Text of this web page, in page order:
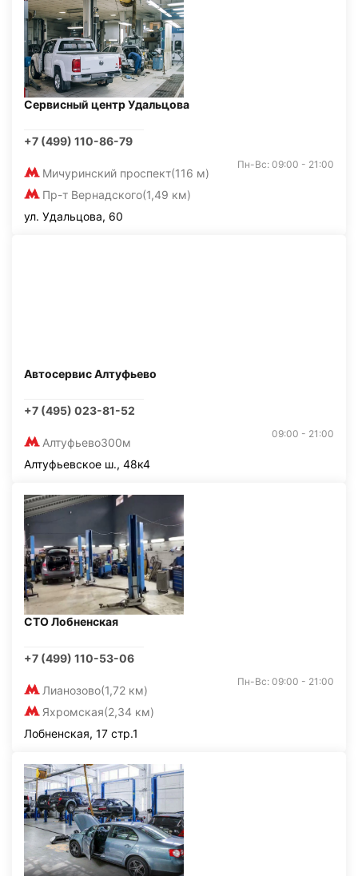
Сервисный центр Удальцова
+7 (499) 110-86-79
Мичуринский проспект(116 м)
Пр-т Вернадского(1,49 км)
Пн-Вс: 09:00 - 21:00
ул. Удальцова, 60
Автосервис Алтуфьево
+7 (495) 023-81-52
Алтуфьево300м
09:00 - 21:00
Алтуфьевское ш., 48к4
СТО Лобненская
+7 (499) 110-53-06
Лианозово(1,72 км)
Яхромская(2,34 км)
Пн-Вс: 09:00 - 21:00
Лобненская, 17 стр.1